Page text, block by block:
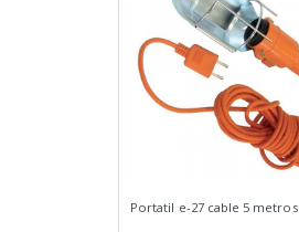
Portatil e-27 cable 5 metros